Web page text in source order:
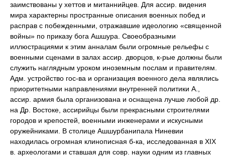
заимствованы у хеттов и митаннийцев. Для ассир. видения
мира характерны пространные описания военных побед и
расправ с побежденными, отражавшие идеологию «священной
войны» по приказу бога Ашшура. Своеобразными
иллюстрациями к этим анналам были огромные рельефы с
военными сценами в залах ассир. дворцов, к-рые должны были
служить наглядным уроком иноземным послам и правителям.
Адм. устройство гос-ва и организация военного дела являлись
приоритетными направлениями внутренней политики А.,
ассир. армия была организована и оснащена лучше любой др.
на Др. Востоке, ассирийцы были прекрасными строителями
городов и крепостей, военными инженерами и искусными
оружейниками. В столице Ашшурбанипала Ниневии
находилась огромная клинописная б-ка, исследованная в XIX
в. археологами и ставшая для совр. науки одним из главных